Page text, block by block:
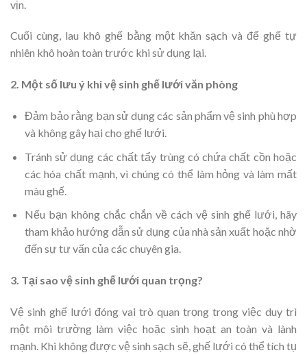
vịn.
Cuối cùng, lau khô ghế bằng một khăn sạch và để ghế tự
nhiên khô hoàn toàn trước khi sử dụng lại.
2. Một số lưu ý khi vệ sinh ghế lưới văn phòng
Đảm bảo rằng bạn sử dụng các sản phẩm vệ sinh phù hợp
và không gây hại cho ghế lưới.
Tránh sử dụng các chất tẩy trùng có chứa chất cồn hoặc
các hóa chất mạnh, vì chúng có thể làm hỏng và làm mất
màu ghế.
Nếu bạn không chắc chắn về cách vệ sinh ghế lưới, hãy
tham khảo hướng dẫn sử dụng của nhà sản xuất hoặc nhờ
đến sự tư vấn của các chuyên gia.
3. Tại sao vệ sinh ghế lưới quan trọng?
Vệ sinh ghế lưới đóng vai trò quan trọng trong việc duy trì
một môi trường làm việc hoặc sinh hoạt an toàn và lành
mạnh. Khi không được vệ sinh sạch sẽ, ghế lưới có thể tích tụ